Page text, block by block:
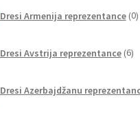
Dresi Armenija reprezentance 0
Dresi Avstrija reprezentance 6
Dresi Azerbajdžanu